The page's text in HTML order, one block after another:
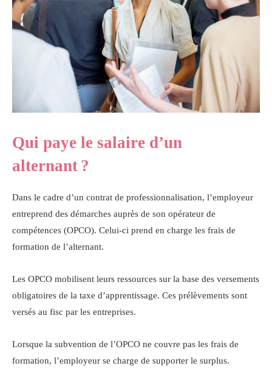
Qui paye le salaire d’un
alternant ?
Dans le cadre d’un contrat de professionnalisation, l’employeur
entreprend des démarches auprès de son opérateur de
compétences (OPCO). Celui-ci prend en charge les frais de
formation de l’alternant.
Les OPCO mobilisent leurs ressources sur la base des versements
obligatoires de la taxe d’apprentissage. Ces prélèvements sont
versés au fisc par les entreprises.
Lorsque la subvention de l’OPCO ne couvre pas les frais de
formation, l’employeur se charge de supporter le surplus.